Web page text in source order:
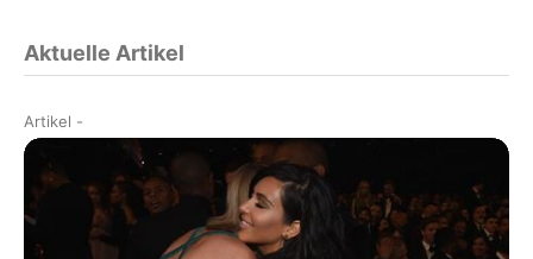
Aktuelle Artikel
Artikel -